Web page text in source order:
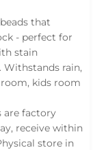
that
- perfect for
stain
Withstands rain,
kids room
are factory
receive within
store in